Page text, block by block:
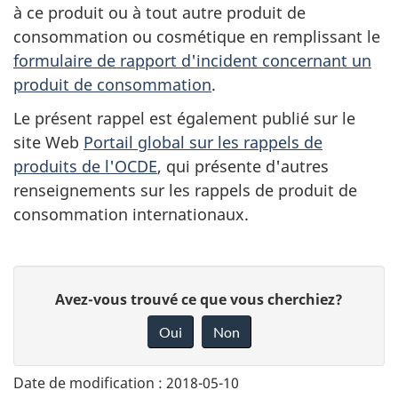
à ce produit ou à tout autre produit de
consommation ou cosmétique en remplissant le
formulaire de rapport d'incident concernant un
produit de consommation.
Le présent rappel est également publié sur le
site Web Portail global sur les rappels de
produits de l'OCDE, qui présente d'autres
renseignements sur les rappels de produit de
consommation internationaux.
n
Avez-vous trouvé ce que vous cherchiez?
Oui Non
Date de modification : 2018-05-10